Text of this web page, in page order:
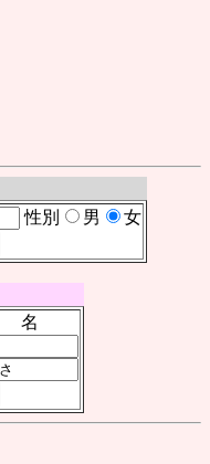
性別 男 女
名